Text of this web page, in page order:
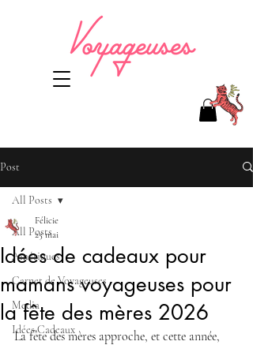
Post
All Posts
Amériques
Carnet de Voyageuses
Media
Idées Cadeaux
All Posts
Idées de cadeaux pour
mamans voyageuses pour
la fête des mères 2026
Félicie
25 mai
La fête des mères approche, et cette année,